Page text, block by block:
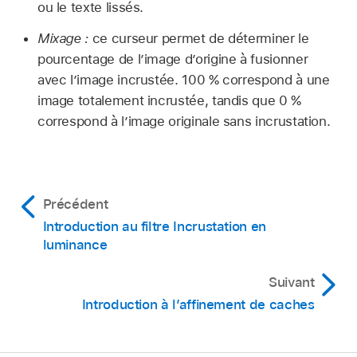
ou le texte lissés.
Mixage : ce curseur permet de déterminer le
pourcentage de l’image d’origine à fusionner
avec l’image incrustée. 100 % correspond à une
image totalement incrustée, tandis que 0 %
correspond à l’image originale sans incrustation.
Précédent
Introduction au filtre Incrustation en
luminance
Suivant
Introduction à l’affinement de caches